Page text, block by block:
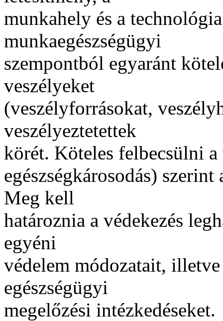
munkahely és a
munkaegészségügyi
szempontból egyaránt
veszélyeket
(veszélyforrásokat,
veszélyeztetettek
körét. Köteles felbecsülni
egészségkárosodás)
Meg kell
határoznia a védekezés
egyéni
védelem módozatait,
egészségügyi
megelőzési intézkedéseket.